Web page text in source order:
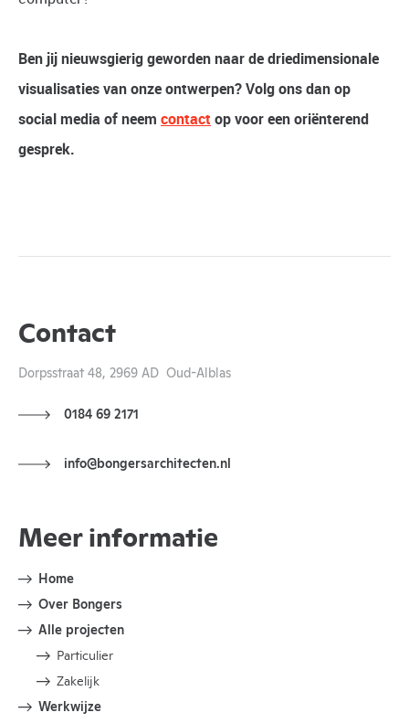
Ben jij nieuwsgierig geworden naar de driedimensionale
visualisaties van onze ontwerpen? Volg ons dan op
social media of neem contact op voor een oriënterend
gesprek.
Contact
Dorpsstraat 48, 2969 AD Oud-Alblas
0184 69 2171
info@bongersarchitecten.nl
Meer informatie
Home
Over Bongers
Alle projecten
Particulier
Zakelijk
Werkwijze